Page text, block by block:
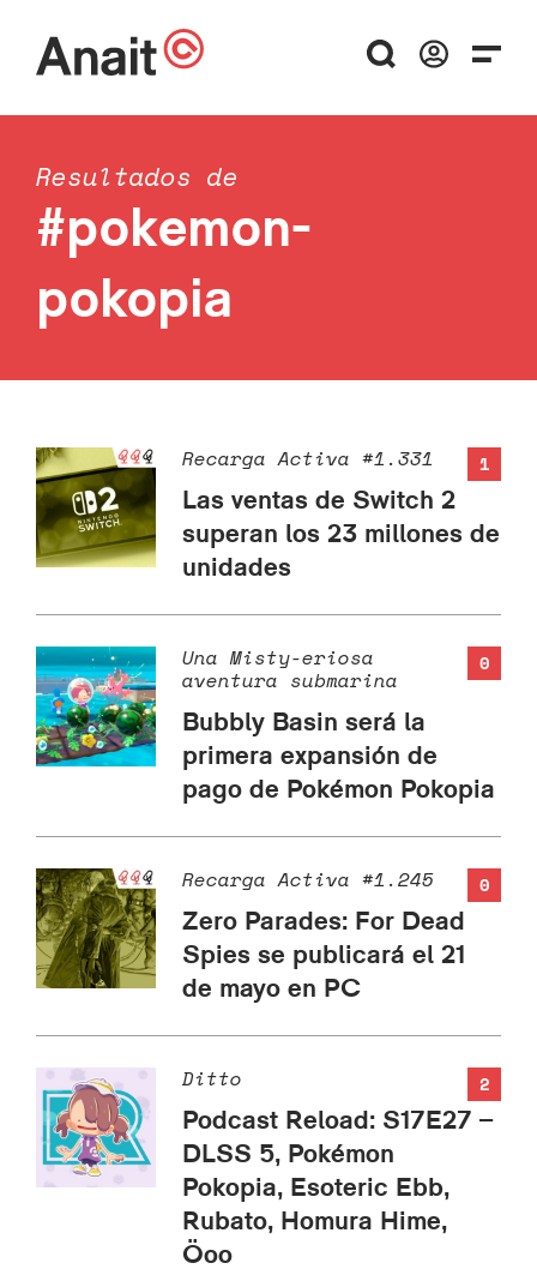
Resultados de
#pokemon-
pokopia
1
Recarga Activa #1.331
Las ventas de Switch 2
superan los 23 millones de
unidades
0
Una Misty-eriosa
aventura submarina
Bubbly Basin será la
primera expansión de
pago de Pokémon Pokopia
0
Recarga Activa #1.245
Zero Parades: For Dead
Spies se publicará el 21
de mayo en PC
2
Ditto
Podcast Reload: S17E27 –
DLSS 5, Pokémon
Pokopia, Esoteric Ebb,
Rubato, Homura Hime,
Öoo